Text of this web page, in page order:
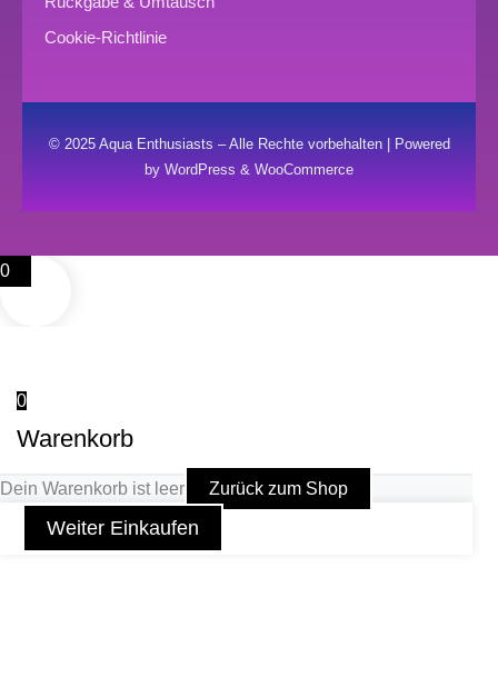
Cookie-Richtlinie
© 2025 Aqua Enthusiasts – Alle Rechte vorbehalten | Powered
by WordPress & WooCommerce
0
0
Warenkorb
Dein Warenkorb ist leer Zurück zum Shop
Weiter Einkaufen